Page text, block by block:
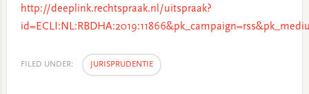
http://deeplink.rechtspraak.nl/uitspraak?
FILED UNDER: JURISPRUDENTIE